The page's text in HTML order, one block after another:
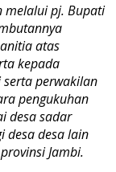
melalui pj. Bupati
atas
kepada
serta perwakilan
pengukuhan
desa sadar
desa desa lain
Jambi.